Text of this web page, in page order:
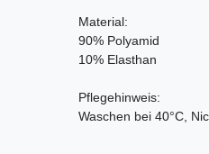
Material:
90% Polyamid
10% Elasthan
Pflegehinweis:
Waschen bei 40°C,